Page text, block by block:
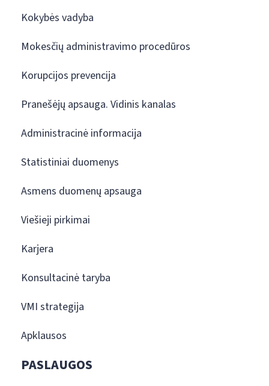
Kokybės vadyba
Mokesčių administravimo procedūros
Korupcijos prevencija
Pranešėjų apsauga. Vidinis kanalas
Administracinė informacija
Statistiniai duomenys
Asmens duomenų apsauga
Viešieji pirkimai
Karjera
Konsultacinė taryba
VMI strategija
Apklausos
PASLAUGOS